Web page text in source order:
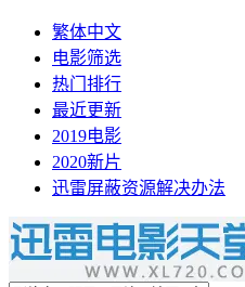
繁体中文
电影筛选
热门排行
最近更新
2019电影
2020新片
迅雷屏蔽资源解决办法